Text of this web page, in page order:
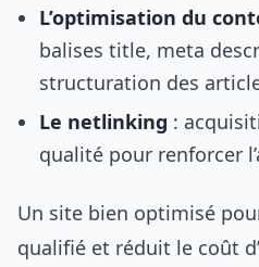
L’optimisation du
balises title, meta
structuration des
Le netlinking :
qualité pour renforcer
Un site bien optimisé
qualifié et réduit le coût